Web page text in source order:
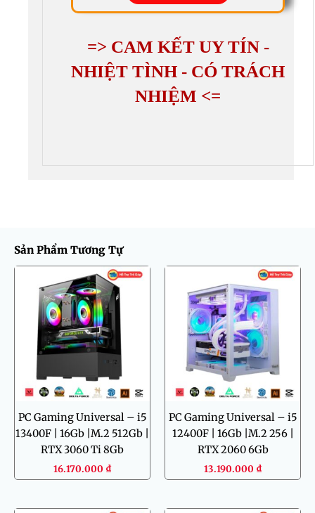
=> CAM KẾT UY TÍN -
NHIỆT TÌNH - CÓ TRÁCH
NHIỆM <=
Sản Phẩm Tương Tự
PC Gaming Universal – i5
13400F | 16Gb |M.2 512Gb |
RTX 3060 Ti 8Gb
16.170.000 ₫
PC Gaming Universal – i5
12400F | 16Gb |M.2 256 |
RTX 2060 6Gb
13.190.000 ₫